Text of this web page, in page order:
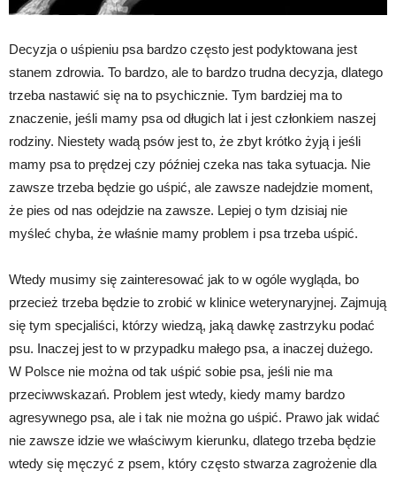
Decyzja o uśpieniu psa bardzo często jest podyktowana jest
stanem zdrowia. To bardzo, ale to bardzo trudna decyzja, dlatego
trzeba nastawić się na to psychicznie. Tym bardziej ma to
znaczenie, jeśli mamy psa od długich lat i jest członkiem naszej
rodziny. Niestety wadą psów jest to, że zbyt krótko żyją i jeśli
mamy psa to prędzej czy później czeka nas taka sytuacja. Nie
zawsze trzeba będzie go uśpić, ale zawsze nadejdzie moment,
że pies od nas odejdzie na zawsze. Lepiej o tym dzisiaj nie
myśleć chyba, że właśnie mamy problem i psa trzeba uśpić.
Wtedy musimy się zainteresować jak to w ogóle wygląda, bo
przecież trzeba będzie to zrobić w klinice weterynaryjnej. Zajmują
się tym specjaliści, którzy wiedzą, jaką dawkę zastrzyku podać
psu. Inaczej jest to w przypadku małego psa, a inaczej dużego.
W Polsce nie można od tak uśpić sobie psa, jeśli nie ma
przeciwwskazań. Problem jest wtedy, kiedy mamy bardzo
agresywnego psa, ale i tak nie można go uśpić. Prawo jak widać
nie zawsze idzie we właściwym kierunku, dlatego trzeba będzie
wtedy się męczyć z psem, który często stwarza zagrożenie dla